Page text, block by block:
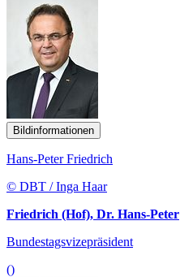
Bildinformationen
Hans-Peter Friedrich
© DBT / Inga Haar
Friedrich (Hof), Dr. Hans-Peter
Bundestagsvizepräsident
()